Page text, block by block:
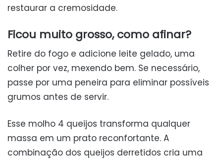
restaurar a cremosidade.
Ficou muito grosso, como afinar?
Retire do fogo e adicione leite gelado, uma
colher por vez, mexendo bem. Se necessário,
passe por uma peneira para eliminar possíveis
grumos antes de servir.
Esse molho 4 queijos transforma qualquer
massa em um prato reconfortante. A
combinação dos queijos derretidos cria uma